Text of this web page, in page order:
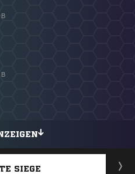
B
B
SIEGE